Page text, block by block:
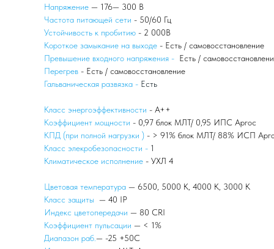
Напряжение — 176— 300 В
Частота питающей сети - 50/60 Гц
Устойчивость к пробитию - 2 000В
Короткое замыкание на выходе - Есть / самовосстановление
Превышение входного напряжения - Есть /
Перегрев - Есть / самовосстановление
Гальваническая развязка - Есть
Класс энергоэффективности - А++
Коэффициент мощности - 0,97 блок МЛТ/ 0,95 ИПС Аргос
КПД (при полной нагрузки ) - > 91% блок МЛТ/ 88% ИСП
Класс элекробезопасности - 1
Климатическое исполнение - УХЛ 4
Цветовая температура — 6500, 5000 К, 4000 К, 3000 К
Класс защиты — 40 IP
Индекс цветопередачи — 80 CRI
Коэффициент пульсации — < 1%
Диапазон раб.— -25 +50С